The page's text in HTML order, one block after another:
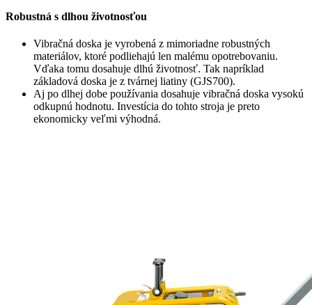
Robustná s dlhou životnosťou
Vibračná doska je vyrobená z mimoriadne robustných
materiálov, ktoré podliehajú len malému opotrebovaniu.
Vďaka tomu dosahuje dlhú životnosť. Tak napríklad
základová doska je z tvárnej liatiny (GJS700).
Aj po dlhej dobe používania dosahuje vibračná doska vysokú
odkupnú hodnotu. Investícia do tohto stroja je preto
ekonomicky veľmi výhodná.